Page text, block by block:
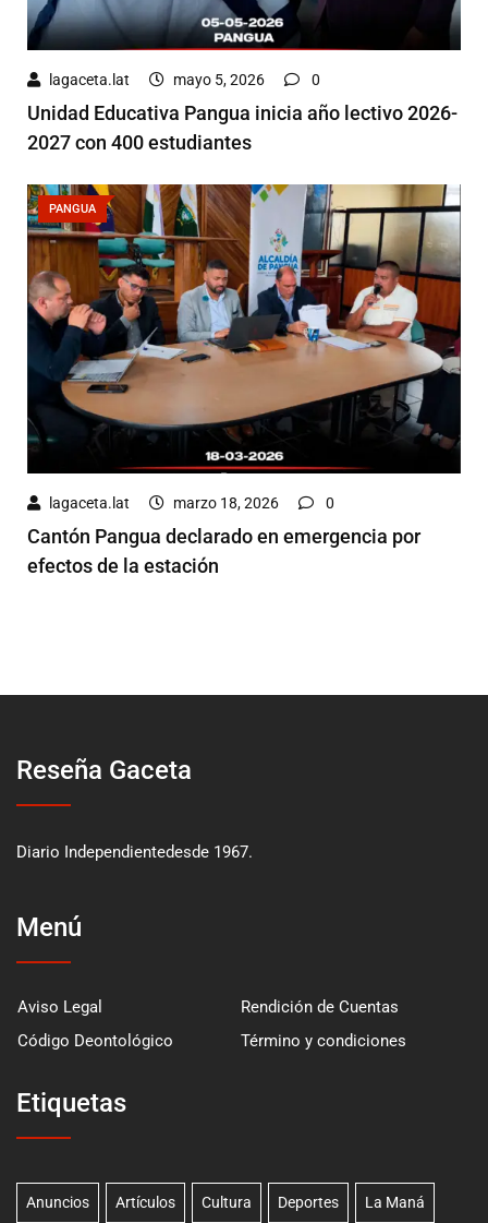
lagaceta.lat mayo 5, 2026 0
Unidad Educativa Pangua inicia año lectivo 2026-
2027 con 400 estudiantes
PANGUA
lagaceta.lat marzo 18, 2026 0
Cantón Pangua declarado en emergencia por
efectos de la estación
Reseña Gaceta
Diario Independientedesde 1967.
Menú
Aviso Legal
Rendición de Cuentas
Código Deontológico
Término y condiciones
Etiquetas
Anuncios Artículos Cultura Deportes La Maná